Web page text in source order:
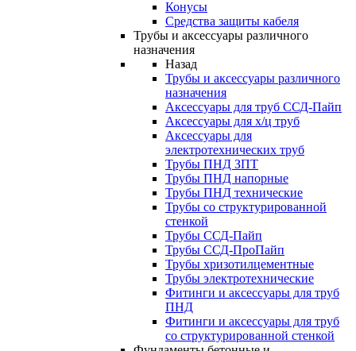
Конусы
Средства защиты кабеля
Трубы и аксессуары различного
назначения
Назад
Трубы и аксессуары различного
назначения
Аксессуары для труб ССД-Пайп
Аксессуары для х/ц труб
Аксессуары для
электротехнических труб
Трубы ПНД ЗПТ
Трубы ПНД напорные
Трубы ПНД технические
Трубы со структурированной
стенкой
Трубы ССД-Пайп
Трубы ССД-ПроПайп
Трубы хризотилцементные
Трубы электротехнические
Фитинги и аксессуары для труб
ПНД
Фитинги и аксессуары для труб
со структурированной стенкой